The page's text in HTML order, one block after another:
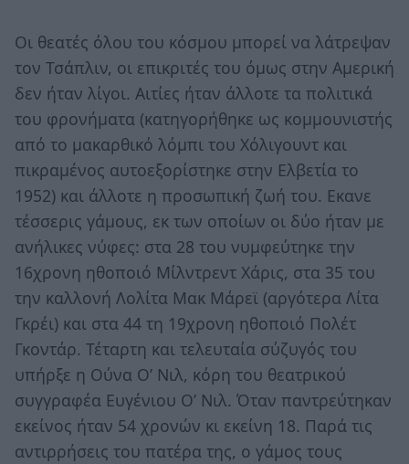
Οι θεατές όλου του κόσμου μπορεί να λάτρεψαν
τον Τσάπλιν, οι επικριτές του όμως στην Αμερική
δεν ήταν λίγοι. Αιτίες ήταν άλλοτε τα πολιτικά
του φρονήματα (κατηγορήθηκε ως κομμουνιστής
από το μακαρθικό λόμπι του Χόλιγουντ και
πικραμένος αυτοεξορίστηκε στην Ελβετία το
1952) και άλλοτε η προσωπική ζωή του. Εκανε
τέσσερις γάμους, εκ των οποίων οι δύο ήταν με
ανήλικες νύφες: στα 28 του νυμφεύτηκε την
16χρονη ηθοποιό Μίλντρεντ Χάρις, στα 35 του
την καλλονή Λολίτα Μακ Μάρεϊ (αργότερα Λίτα
Γκρέι) και στα 44 τη 19χρονη ηθοποιό Πολέτ
Γκοντάρ. Τέταρτη και τελευταία σύζυγός του
υπήρξε η Ούνα Ο’ Νιλ, κόρη του θεατρικού
συγγραφέα Ευγένιου Ο’ Νιλ. Όταν παντρεύτηκαν
εκείνος ήταν 54 χρονών κι εκείνη 18. Παρά τις
αντιρρήσεις του πατέρα της, ο γάμος τους